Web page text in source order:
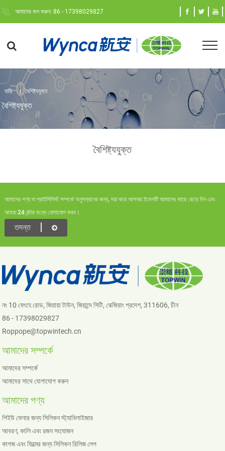
আমাদের কল করুন: 86 - 17398029827
বাড়ি বৈশিষ্ট্যযুক্ত
বৈশিষ্ট্যযুক্ত
বৈশিষ্ট্যযুক্ত
আমাদের পণ্য বা প্রাইসিলিস্ট সম্পর্কে অনুসন্ধানের জন্য, দয়া করে আপনার ইমেলটি আমাদের কাছে ছেড়ে দিন এবং
আমরা 24 ঘন্টার মধ্যে যোগাযোগ করব।
তদন্ত
নং 10 ফেংহে রোড, জিয়ায়া টাউন, জিয়ান্দে সিটি, ঝেজিয়াং প্রদেশ, 311606, চীন
86 - 17398029827
Roppope@topwintech.cn
আমাদের সম্পর্কে
আমাদের সম্পর্কে
আমাদের সাথে যোগাযোগ করুন
আমাদের পণ্য
পিইউ ফেনার জন্য সিলিকন স্ট্যাবিলাইজার
আবরণ, কালি এবং রজন সংযোজন
কাগজ এবং ফিল্মের জন্য সিলিকন রিলিজ লেপ